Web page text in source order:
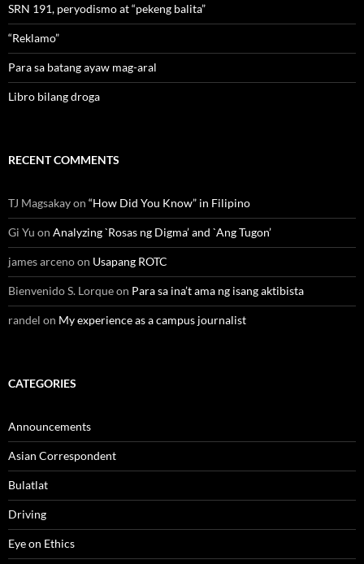
SRN 191, peryodismo at “pekeng balita”
“Reklamo”
Para sa batang ayaw mag-aral
Libro bilang droga
RECENT COMMENTS
TJ Magsakayon “How Did You Know” in Filipino
Gi Yu on Analyzing `Rosas ng Digma’ and `Ang Tugon’
james arcenoon Usapang ROTC
Bienvenido S. Lorqueon Para sa ina’t ama ng isang aktibista
randel on My experience as a campus journalist
CATEGORIES
Announcements
Asian Correspondent
Bulatlat
Driving
Eye on Ethics